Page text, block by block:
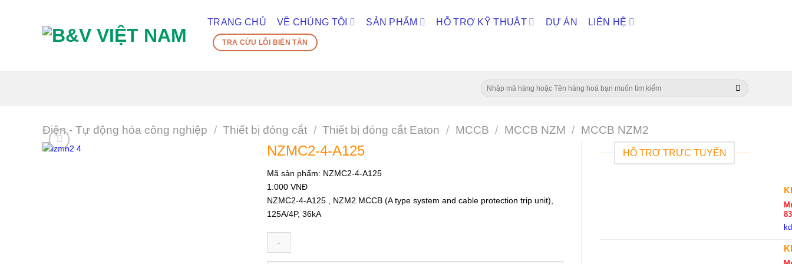
TRANG CHỦ VỀ CHÚNG TÔI SẢN PHẨM HỖ TRỢ KỸ THUẬT DỰ ÁN LIÊN HỆ
TRA CỨU LỖI BIẾN TẦN
Tìm
kiếm:
Điện - Tự động hóa công nghiệp / Thiết bị đóng cắt / Thiết bị đóng cắt Eaton / MCCB / MCCB NZM / MCCB NZM2
HỖ TRỢ TRỰC TUYẾN
NZMC2-4-A125
Mã sản phẩm: NZMC2-4-A125
1.000VNĐ
NZMC2-4-A125 , NZM2 MCCB (A type system and cable protection trip unit),
125A/4P, 36kA